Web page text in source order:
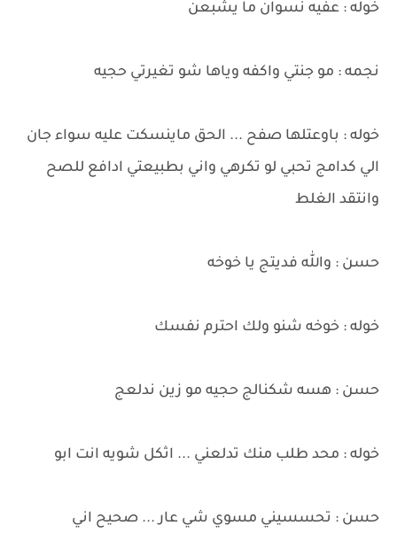
خوله : عفيه نسوان ما يشبعن
نجمه : مو جنتي واكفه وياها شو تغيرتي حجيه
خوله : باوعتلها صفح ... الحق ماينسكت عليه سواء جان
الي كدامج تحبي لو تكرهي واني بطبيعتي ادافع للصح
وانتقد الغلط
حسن : والله فديتج يا خوخه
خوله : خوخه شنو ولك احترم نفسك
حسن : هسه شكنالج حجيه مو زين ندلعج
خوله : محد طلب منك تدلعني ... اثكل شويه انت ابو
حسن : تحسسيني مسوي شي عار ... صحيح اني